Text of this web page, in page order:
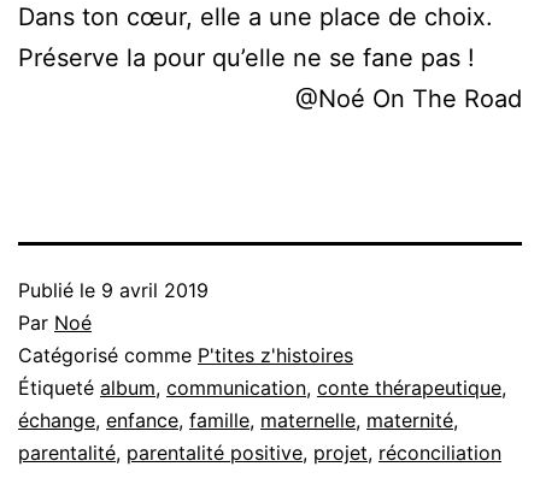
Dans ton cœur, elle a une place de choix.
Préserve la pour qu’elle ne se fane pas !
@Noé On The Road
Publié le 9 avril 2019
Par Noé
Catégorisé comme P'tites z'histoires
Étiqueté album, communication, conte thérapeutique,
échange, enfance, famille, maternelle, maternité,
parentalité, parentalité positive, projet, réconciliation